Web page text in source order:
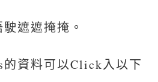
遮遮掩掩。
資料可以Click入以下